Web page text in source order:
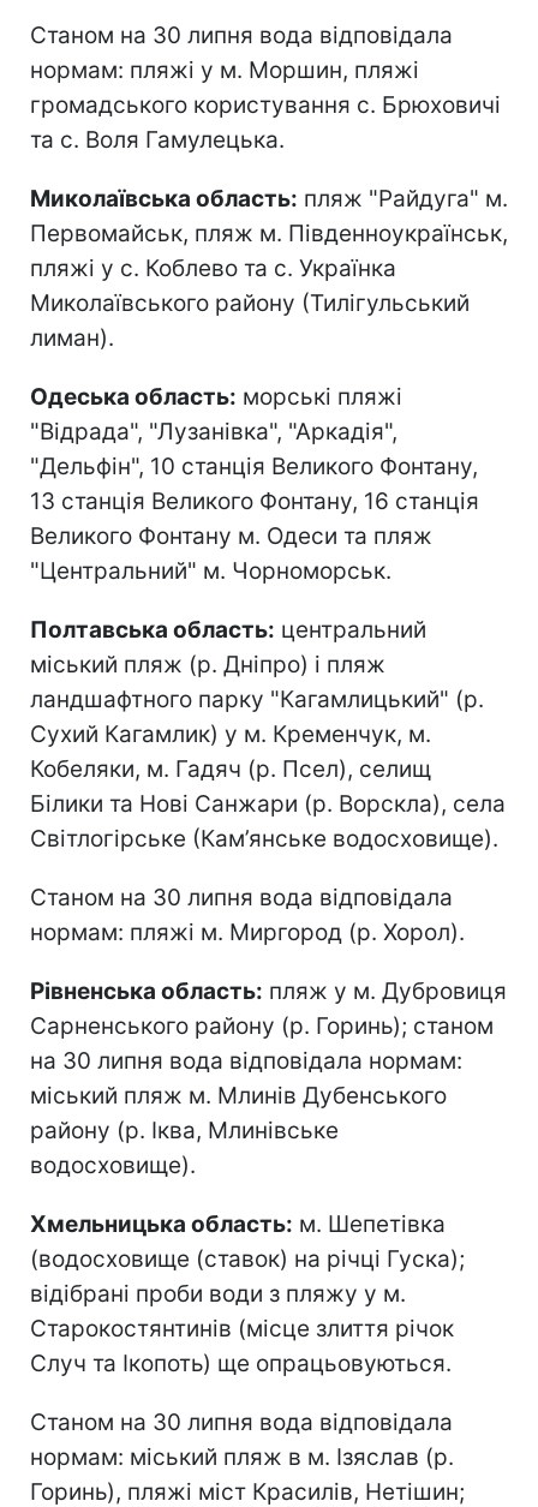
Станом на 30 липня вода відповідала
нормам: пляжі у м. Моршин, пляжі
громадського користування с. Брюховичі
та с. Воля Гамулецька.
Миколаївська область: пляж "Райдуга" м.
Первомайськ, пляж м. Південноукраїнськ,
пляжі у с. Коблево та с. Українка
Миколаївського району (Тилігульський
лиман).
Одеська область: морські пляжі
"Відрада", "Лузанівка", "Аркадія",
"Дельфін", 10 станція Великого Фонтану,
13 станція Великого Фонтану, 16 станція
Великого Фонтану м. Одеси та пляж
"Центральний" м. Чорноморськ.
Полтавська область: центральний
міський пляж (р. Дніпро) і пляж
ландшафтного парку "Кагамлицький" (р.
Сухий Кагамлик) у м. Кременчук, м.
Кобеляки, м. Гадяч (р. Псел), селищ
Білики та Нові Санжари (р. Ворскла), села
Світлогірське (Кам’янське водосховище).
Станом на 30 липня вода відповідала
нормам: пляжі м. Миргород (р. Хорол).
Рівненська область: пляж у м. Дубровиця
Сарненського району (р. Горинь); станом
на 30 липня вода відповідала нормам:
міський пляж м. Млинів Дубенського
району (р. Іква, Млинівське
водосховище).
Хмельницька область: м. Шепетівка
(водосховище (ставок) на річці Гуска);
відібрані проби води з пляжу у м.
Старокостянтинів (місце злиття річок
Случ та Ікопоть) ще опрацьовуються.
Станом на 30 липня вода відповідала
нормам: міський пляж в м. Ізяслав (р.
Горинь), пляжі міст Красилів, Нетішин;